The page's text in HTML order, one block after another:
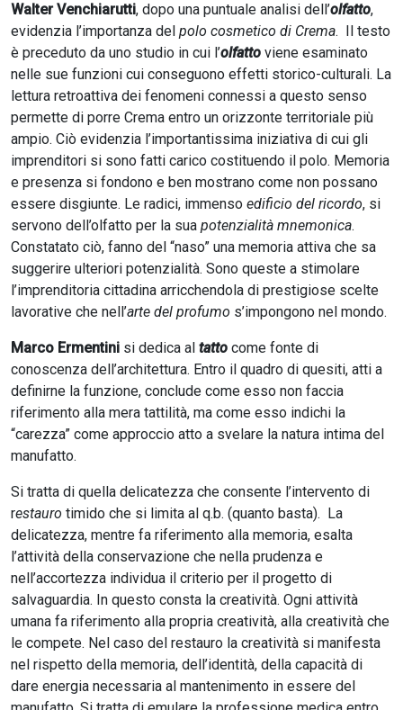
Walter Venchiarutti, dopo una puntuale analisi dell’olfatto,
evidenzia l’importanza del polo cosmetico di Crema. Il testo
è preceduto da uno studio in cui l’olfatto viene esaminato
nelle sue funzioni cui conseguono effetti storico-culturali. La
lettura retroattiva dei fenomeni connessi a questo senso
permette di porre Crema entro un orizzonte territoriale più
ampio. Ciò evidenzia l’importantissima iniziativa di cui gli
imprenditori si sono fatti carico costituendo il polo. Memoria
e presenza si fondono e ben mostrano come non possano
essere disgiunte. Le radici, immenso edificio del ricordo, si
servono dell’olfatto per la sua potenzialità mnemonica.
Constatato ciò, fanno del “naso” una memoria attiva che sa
suggerire ulteriori potenzialità. Sono queste a stimolare
l’imprenditoria cittadina arricchendola di prestigiose scelte
lavorative che nell’arte del profumo s’impongono nel mondo.
Marco Ermentini si dedica al tatto come fonte di
conoscenza dell’architettura. Entro il quadro di quesiti, atti a
definirne la funzione, conclude come esso non faccia
riferimento alla mera tattilità, ma come esso indichi la
“carezza” come approccio atto a svelare la natura intima del
manufatto.
Si tratta di quella delicatezza che consente l’intervento di
restauro timido che si limita al q.b. (quanto basta). La
delicatezza, mentre fa riferimento alla memoria, esalta
l’attività della conservazione che nella prudenza e
nell’accortezza individua il criterio per il progetto di
salvaguardia. In questo consta la creatività. Ogni attività
umana fa riferimento alla propria creatività, alla creatività che
le compete. Nel caso del restauro la creatività si manifesta
nel rispetto della memoria, dell’identità, della capacità di
dare energia necessaria al mantenimento in essere del